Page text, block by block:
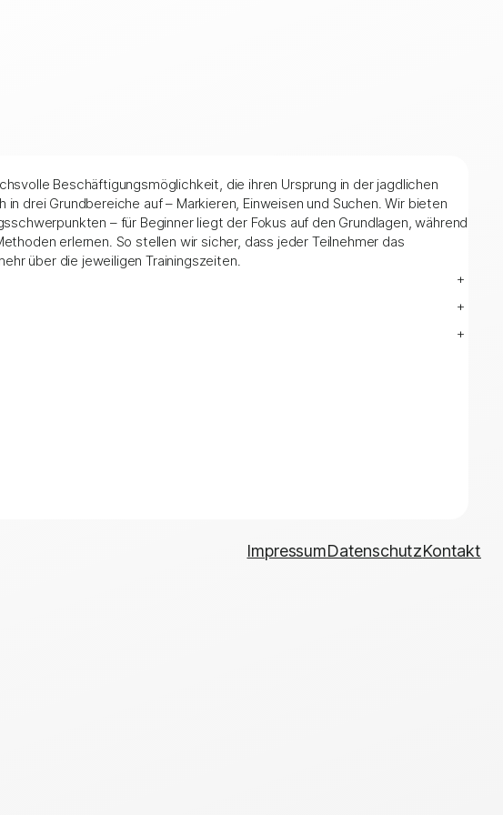
Beschäftigungsmöglichkeit, die ihren Ursprung in der jagdlichen
drei Grundbereiche auf – Markieren, Einweisen und Suchen. Wir bieten
– für Beginner liegt der Fokus auf den Grundlagen, während
erlernen. So stellen wir sicher, dass jeder Teilnehmer das
über die jeweiligen Trainingszeiten.
+
+
+
ImpressumDatenschutzKontakt